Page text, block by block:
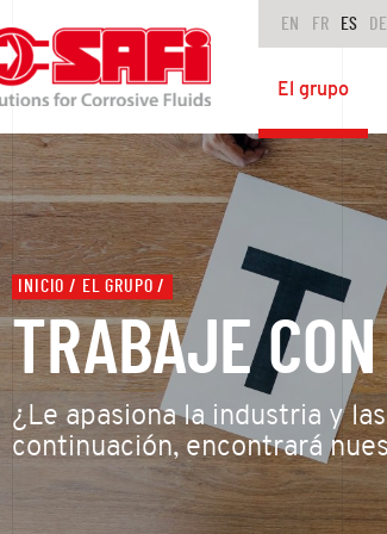
EN FR ES DE
El grupo
INICIO EL GRUPO
TRABAJE
¿Le apasiona la industria y
continuación, encontrará